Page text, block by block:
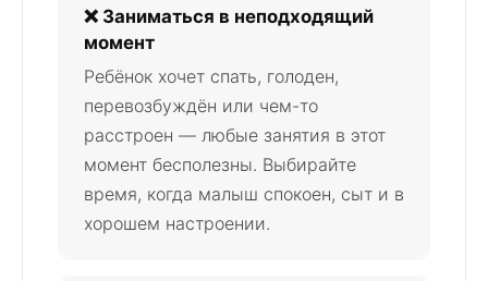
❌ Заниматься в неподходящий
момент
Ребёнок хочет спать, голоден,
перевозбуждён или чем-то
расстроен — любые занятия в этот
момент бесполезны. Выбирайте
время, когда малыш спокоен, сыт и в
хорошем настроении.